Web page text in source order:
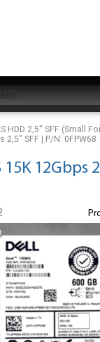
HDD 2,5" SFF (Small
2,5" SFF | P/N: 0FPW68
15K 12Gbps